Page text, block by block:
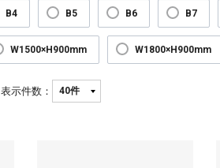
B4 B5 B6 B7
W1500×H900mm W1800×H900mm
表示件数：